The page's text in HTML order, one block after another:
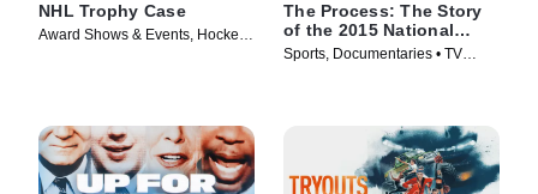
NHL Trophy Case
Award Shows & Events, Hockey •
The Process: The Story
of the 2015 National
Champions
Sports, Documentaries • TV